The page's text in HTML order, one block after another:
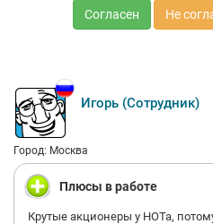
Согласен Не
Игорь (Сотрудник)
Город: Москва
Плюсы в работе
Крутые акционеры у НОТа,